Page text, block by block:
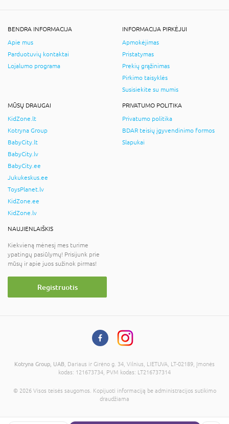
BENDRA INFORMACIJA
Apie mus
Parduotuvių kontaktai
Lojalumo programa
INFORMACIJA PIRKĖJUI
Apmokėjimas
Pristatymas
Prekių grąžinimas
Pirkimo taisyklės
Susisiekite su mumis
MŪSŲ DRAUGAI
KidZone.lt
Kotryna Group
BabyCity.lt
BabyCity.lv
BabyCity.ee
Jukukeskus.ee
ToysPlanet.lv
KidZone.ee
KidZone.lv
PRIVATUMO POLITIKA
Privatumo politika
BDAR teisių įgyvendinimo formos
Slapukai
NAUJIENLAIŠKIS
Kiekvieną mėnesį mes turime
ypatingų pasiūlymų! Prisijunk prie
mūsų ir apie juos sužinok pirmas!
Registruotis
Kotryna Group, UAB , Dariaus ir Girėno g. 34, Vilnius, LIETUVA, LT-02189, Įmonės
kodas: 121673734, PVM kodas: LT216737314
© 2026 Visos teisės saugomos. Kopijuoti informaciją be administracijos sutikimo
draudžiama